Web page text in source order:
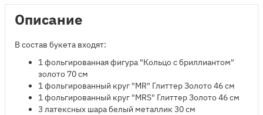
Описание
В состав букета входят:
1 фольгированная фигура "Кольцо с бриллиантом"
золото 70 см
1 фольгированный круг "MR" Глиттер Золото 46 см
1 фольгированный круг "MRS" Глиттер Золото 46 см
3 латексных шара белый металлик 30 см